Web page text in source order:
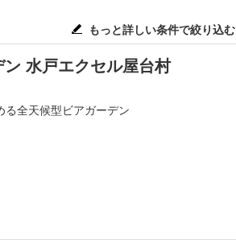
もっと詳しい条件で絞り込む
水戸エクセル屋台村
る全天候型ビアガーデン